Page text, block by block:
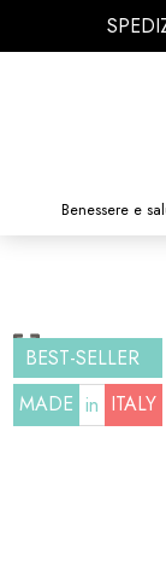
Benessere e
BEST-SELLER
MADE in ITALY